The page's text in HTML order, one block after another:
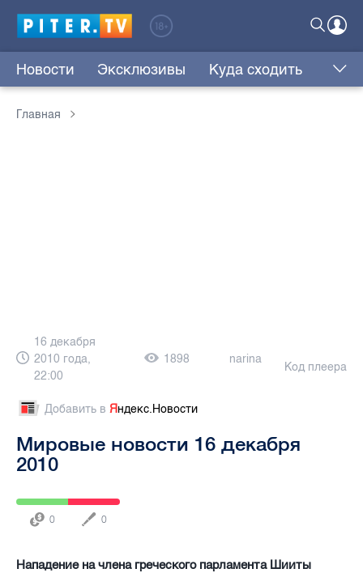
Новости Эксклюзивы Куда сходить
Главная
16 декабря
2010 года,
22:00
1898 narina
Код плеера
Добавить в Яндекс.Новости
Мировые новости 16 декабря
2010
0 0
Нападение на члена греческого парламента Шииты